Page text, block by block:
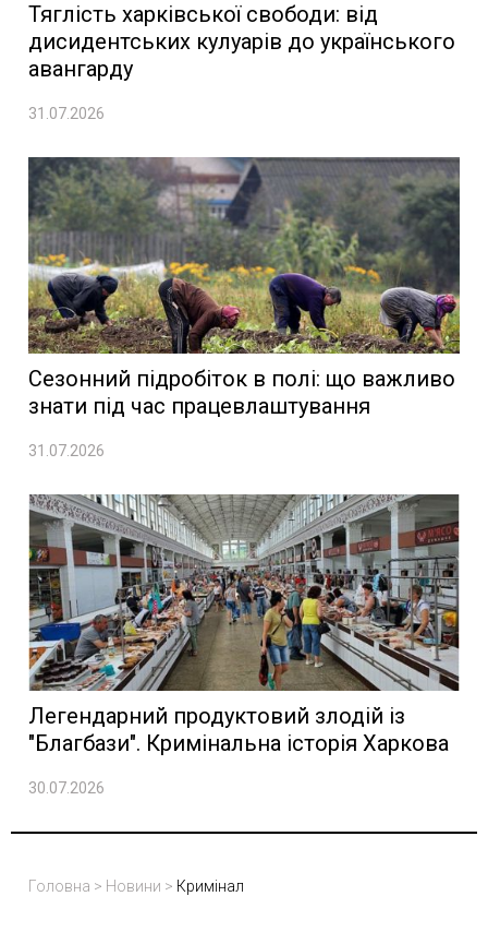
Тяглість харківської свободи: від
дисидентських кулуарів до українського
авангарду
31.07.2026
Сезонний підробіток в полі: що важливо
знати під час працевлаштування
31.07.2026
Легендарний продуктовий злодій із
"Благбази". Кримінальна історія Харкова
30.07.2026
Головна > Новини > Кримінал